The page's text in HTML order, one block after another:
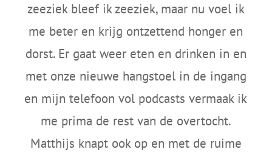
zeeziek bleef ik zeeziek, maar nu voel ik
me beter en krijg ontzettend honger en
dorst. Er gaat weer eten en drinken in en
met onze nieuwe hangstoel in de ingang
en mijn telefoon vol podcasts vermaak ik
me prima de rest van de overtocht.
Matthijs knapt ook op en met de ruime